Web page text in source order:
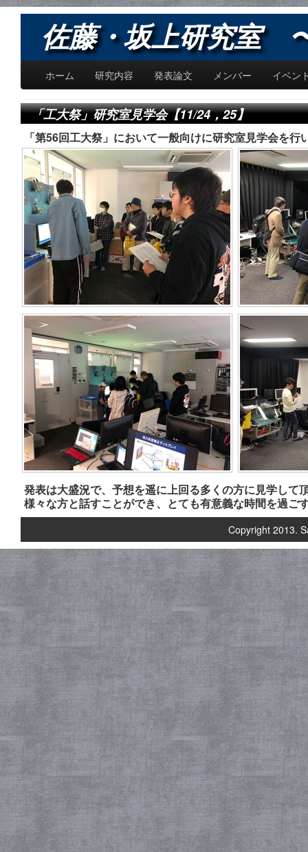
佐藤・坂上研究室
ホーム 研究内容 発表論文 メンバー イベン
「工大祭」研究室見学会【11/24，25】
「第56回工大祭」において一般向けに研究室見学会を行
発表は大盛況で、予想を遥に上回る多くの方に見学して
様々な方と話すことができ、とても有意義な時間を過ご
Copyright 2013.